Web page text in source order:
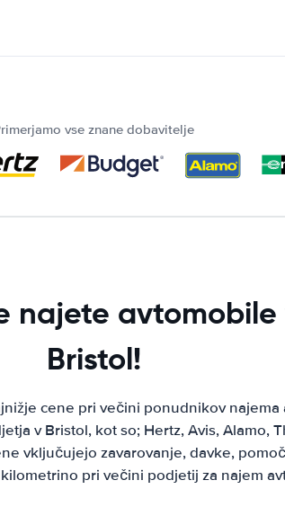
vse znane dobavitelje
najete avtomobile
Bristol!
cene pri večini ponudnikov najema
v Bristol, kot so; Hertz, Avis, Alamo,
vključujejo zavarovanje, davke,
pri večini podjetij za najem